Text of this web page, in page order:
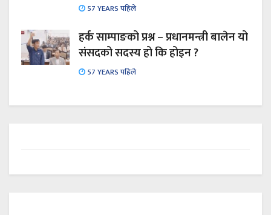
57 YEARS पहिले
हर्क साम्पाङको प्रश्न – प्रधानमन्त्री बालेन यो
संसदको सदस्य हो कि होइन ?
57 YEARS पहिले